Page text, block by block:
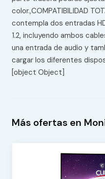
color.,COMPATIBILIDAD
contempla dos entradas
1.2, incluyendo ambos
una entrada de audio y
cargar los diferentes
[object Object]
Más ofertas en